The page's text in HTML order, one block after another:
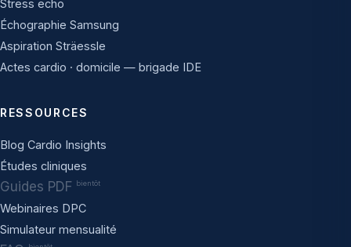
Stress echo
Échographie Samsung
Aspiration Sträessle
Actes cardio · domicile — brigade IDE
RESSOURCES
Blog Cardio Insights
Études cliniques
Guides PDF bientôt
Webinaires DPC
Simulateur mensualité